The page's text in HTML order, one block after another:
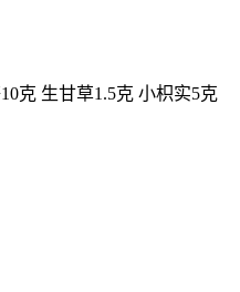
克 生甘草1.5克 小枳实5克